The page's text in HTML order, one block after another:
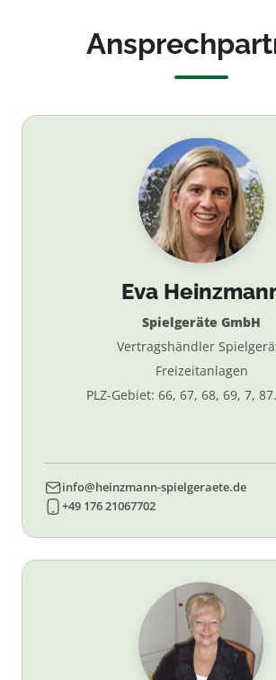
Eva
Spielgeräte GmbH
Vertragshändler
Freizeitanlagen
PLZ-Gebiet: 66, 67, 68, 69, 7,
info@heinzmann-spielgeraete.de
+49 176 21067702